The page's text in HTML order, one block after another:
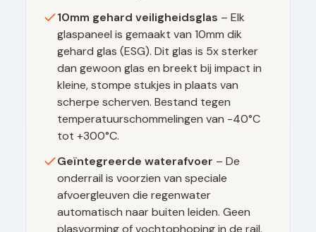
10mm gehard veiligheidsglas – Elk
glaspaneel is gemaakt van 10mm dik
gehard glas (ESG). Dit glas is 5x sterker
dan gewoon glas en breekt bij impact in
kleine, stompe stukjes in plaats van
scherpe scherven. Bestand tegen
temperatuurschommelingen van -40°C
tot +300°C.
Geïntegreerde waterafvoer – De
onderrail is voorzien van speciale
afvoergleuven die regenwater
automatisch naar buiten leiden. Geen
plasvorming of vochtophoping in de rail,